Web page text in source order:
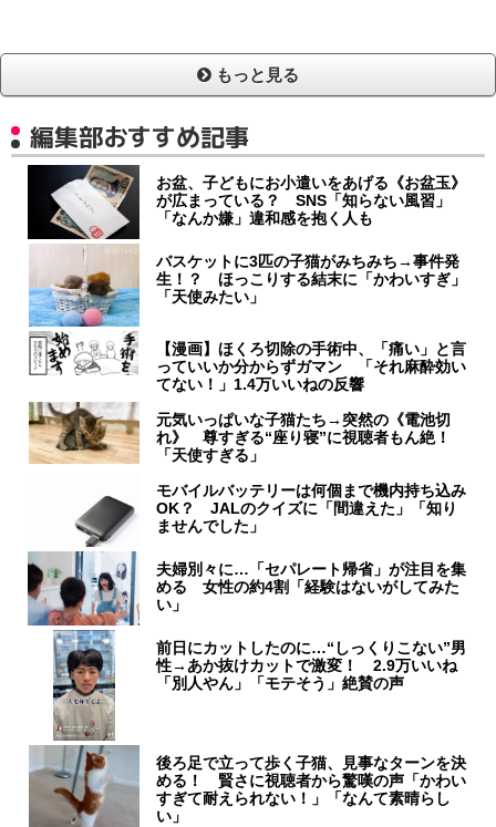
もっと見る
編集部おすすめ記事
お盆、子どもにお小遣いをあげる《お盆玉》
が広まっている？ SNS「知らない風習」
「なんか嫌」違和感を抱く人も
バスケットに3匹の子猫がみちみち→事件発
生！？ ほっこりする結末に「かわいすぎ」
「天使みたい」
【漫画】ほくろ切除の手術中、「痛い」と言
っていいか分からずガマン 「それ麻酔効い
てない！」1.4万いいねの反響
元気いっぱいな子猫たち→突然の《電池切
れ》 尊すぎる“座り寝”に視聴者もん絶！
「天使すぎる」
モバイルバッテリーは何個まで機内持ち込み
OK？ JALのクイズに「間違えた」「知り
ませんでした」
夫婦別々に…「セパレート帰省」が注目を集
める 女性の約4割「経験はないがしてみた
い」
前日にカットしたのに…“しっくりこない”男
性→あか抜けカットで激変！ 2.9万いいね
「別人やん」「モテそう」絶賛の声
後ろ足で立って歩く子猫、見事なターンを決
める！ 賢さに視聴者から驚嘆の声「かわい
すぎて耐えられない！」「なんて素晴らし
い」